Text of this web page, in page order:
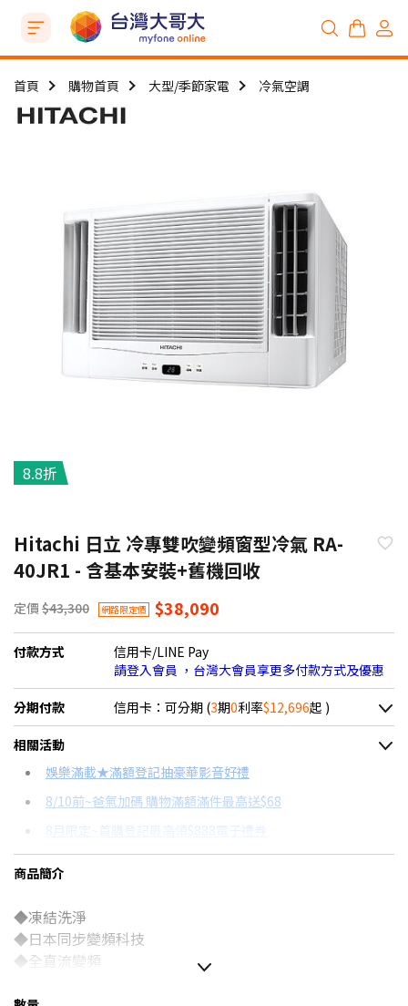
首頁 購物首頁 大型/季節家電 冷氣空調
8.8折
Hitachi 日立 冷專雙吹變頻窗型冷氣 RA-
40JR1 - 含基本安裝+舊機回收
定價 $43,300 網路限定價 $38,090
付款方式
信用卡/LINE Pay
請登入會員 ，台灣大會員享更多付款方式及優惠
分期付款 信用卡：可分期 (3期0利率$12,696起 )
＊實際可分期數、適用利率，請以購物車顯示為主
信用卡分期
分期數
12期
24期
每期金額 配合銀行/業者
相關活動
娛樂滿載★滿額登記抽豪華影音好禮
8/10前~爸氣加碼 購物滿額滿件最高送$68
8月限定~首購登記最高領$888電子禮券
台灣大哥大Open Possible聯名卡滿額最高回饋25%
熱銷冷氣機推薦→點我看達人教你買
冷氣挑選教學→點我看達人教你買
商品簡介
◆凍結洗淨
◆日本同步變頻科技
◆全直流變頻